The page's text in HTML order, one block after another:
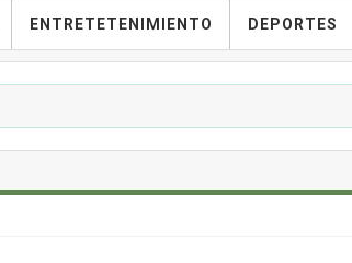
ENTRETETENIMIENTO DEPORTES